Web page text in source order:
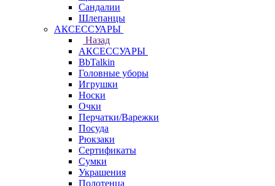
Сандалии
Шлепанцы
АКСЕССУАРЫ
Назад
АКСЕССУАРЫ
BbTalkin
Головные уборы
Игрушки
Носки
Очки
Перчатки/Варежки
Посуда
Рюкзаки
Сертификаты
Сумки
Украшения
Полотенца